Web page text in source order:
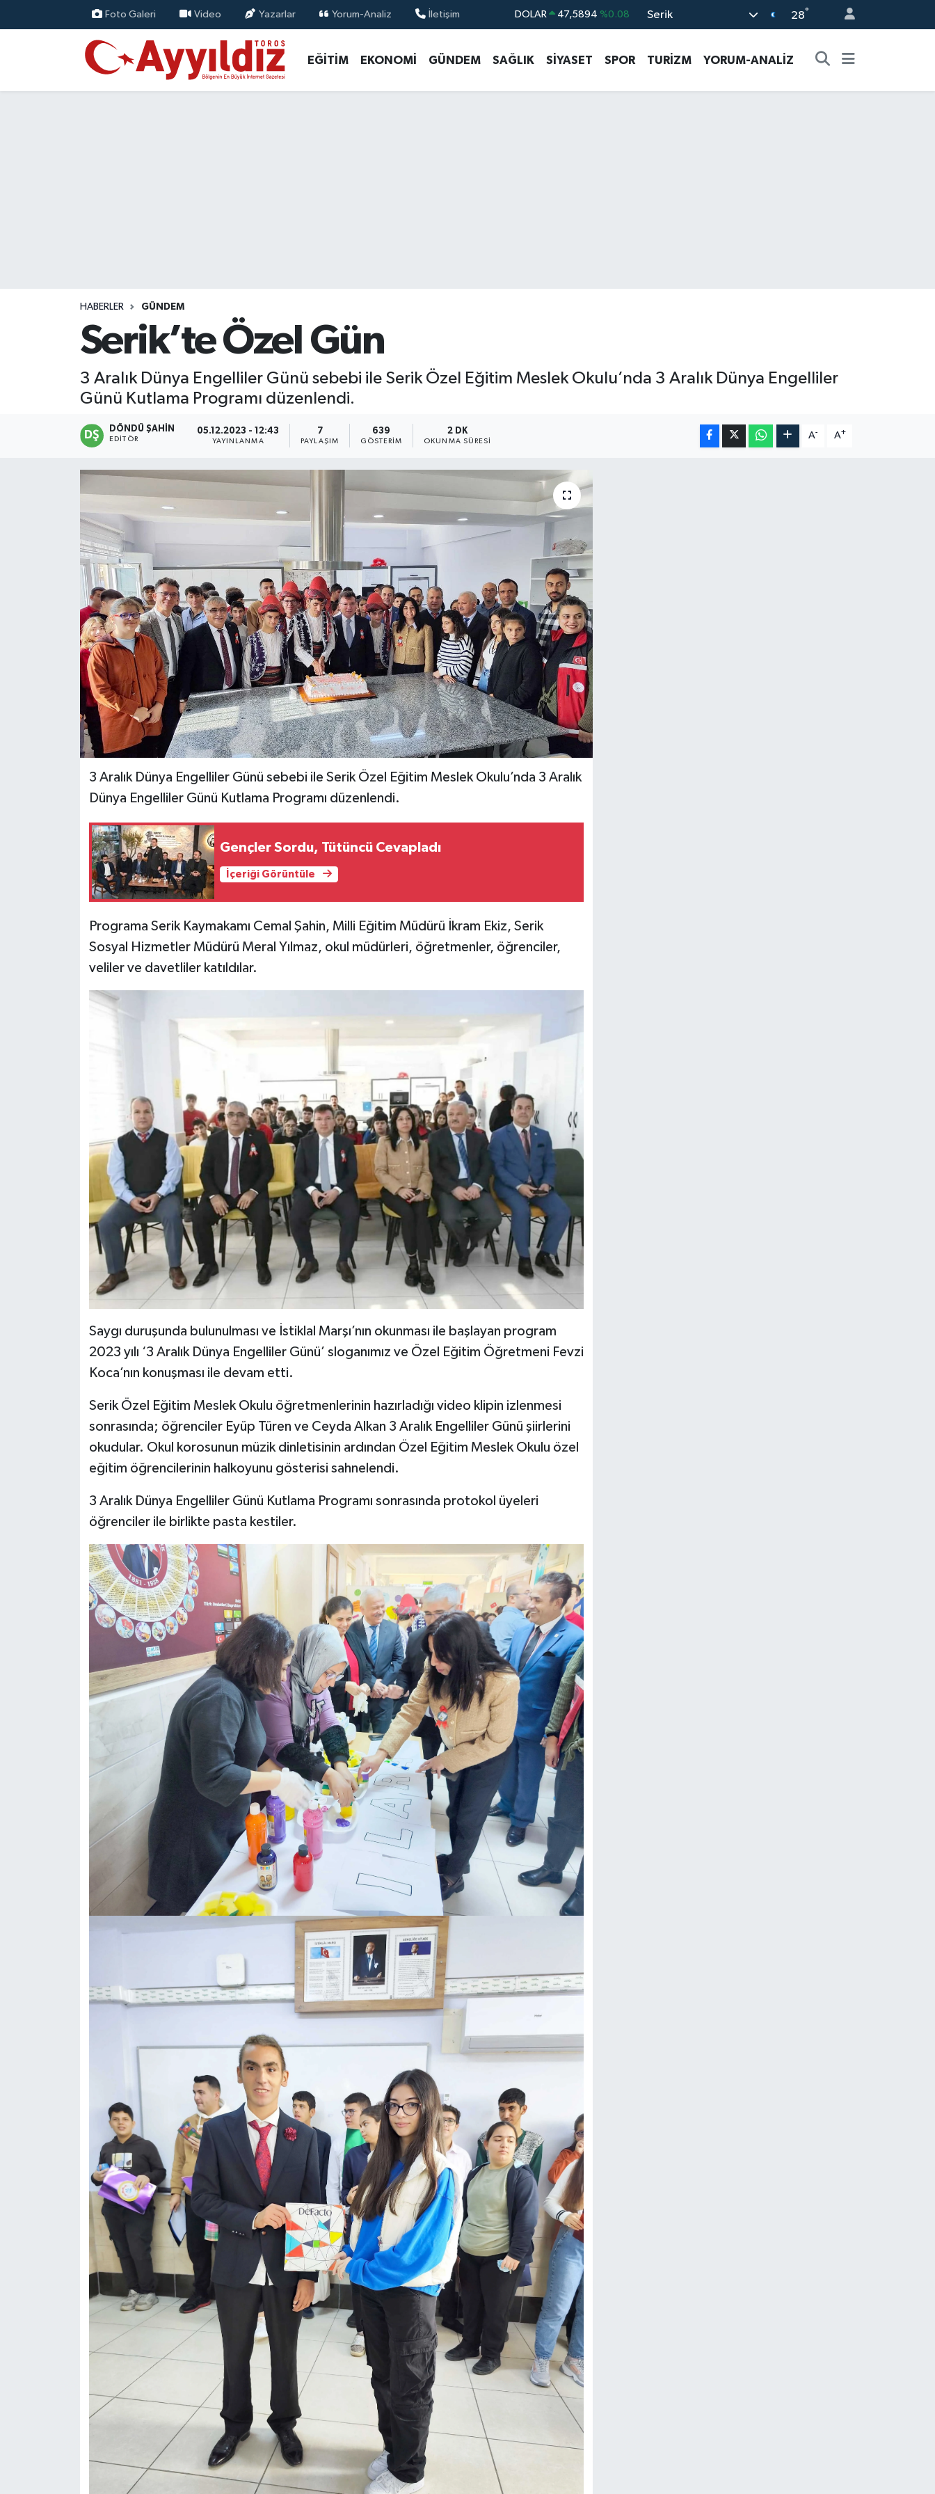
Foto Galeri Video Yazarlar Yorum-Analiz İletişim DOLAR 47,5894 %0.08
STERLİN 64,1581 %0.16
GRAM ALTIN 6508.83 %4.44
Serik 28°
EĞİTİM EKONOMİ GÜNDEM SAĞLIK SİYASET SPOR TURİZM YORUM-ANALİZ
HABERLER GÜNDEM
Serik’te Özel Gün
3 Aralık Dünya Engelliler Günü sebebi ile Serik Özel Eğitim Meslek Okulu’nda 3 Aralık Dünya Engelliler
Günü Kutlama Programı düzenlendi.
DÖNDÜ ŞAHİN
EDITÖR
05.12.2023 - 12:43
YAYINLANMA
7
PAYLAŞIM
639
GÖSTERIM
2 DK
OKUNMA SÜRESI
A- A+
3 Aralık Dünya Engelliler Günü sebebi ile Serik Özel Eğitim Meslek Okulu’nda 3 Aralık
Dünya Engelliler Günü Kutlama Programı düzenlendi.
Gençler Sordu, Tütüncü Cevapladı
İçeriği Görüntüle
Programa Serik Kaymakamı Cemal Şahin, Milli Eğitim Müdürü İkram Ekiz, Serik
Sosyal Hizmetler Müdürü Meral Yılmaz, okul müdürleri, öğretmenler, öğrenciler,
veliler ve davetliler katıldılar.
Saygı duruşunda bulunulması ve İstiklal Marşı’nın okunması ile başlayan program
2023 yılı ‘3 Aralık Dünya Engelliler Günü’ sloganımız ve Özel Eğitim Öğretmeni Fevzi
Koca’nın konuşması ile devam etti.
Serik Özel Eğitim Meslek Okulu öğretmenlerinin hazırladığı video klipin izlenmesi
sonrasında; öğrenciler Eyüp Türen ve Ceyda Alkan 3 Aralık Engelliler Günü şiirlerini
okudular. Okul korosunun müzik dinletisinin ardından Özel Eğitim Meslek Okulu özel
eğitim öğrencilerinin halkoyunu gösterisi sahnelendi.
3 Aralık Dünya Engelliler Günü Kutlama Programı sonrasında protokol üyeleri
öğrenciler ile birlikte pasta kestiler.